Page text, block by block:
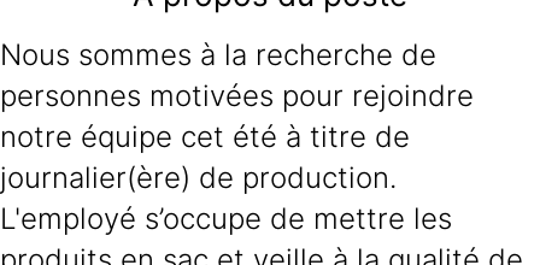
Nous sommes à la recherche de
personnes motivées pour rejoindre
notre équipe cet été à titre de
journalier(ère) de production.
L'employé s’occupe de mettre les